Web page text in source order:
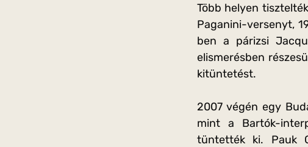
Több helyen
Paganini-versenyt,
ben a párizsi
elismerésben
kitüntetést.
2007 végén egy
mint a Bartók-
tüntették ki. Pauk